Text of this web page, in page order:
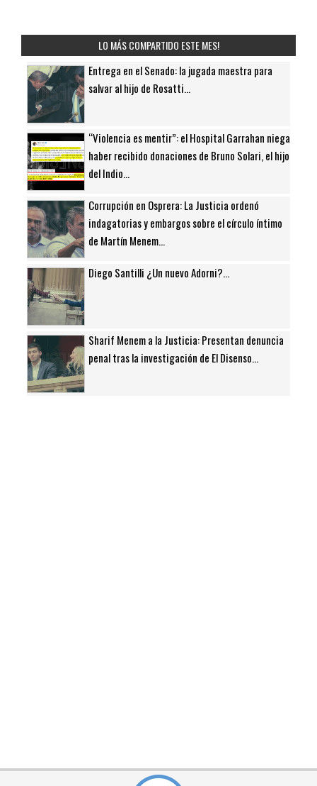
LO MÁS COMPARTIDO ESTE MES!
Entrega en el Senado: la jugada maestra para
salvar al hijo de Rosatti...
“Violencia es mentir”: el Hospital Garrahan niega
haber recibido donaciones de Bruno Solari, el hijo
del Indio...
Corrupción en Osprera: La Justicia ordenó
indagatorias y embargos sobre el círculo íntimo
de Martín Menem...
Diego Santilli ¿Un nuevo Adorni?...
Sharif Menem a la Justicia: Presentan denuncia
penal tras la investigación de El Disenso...